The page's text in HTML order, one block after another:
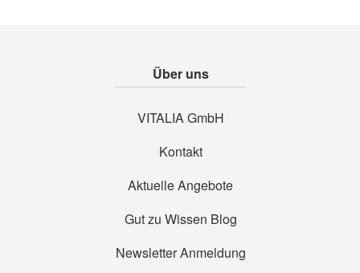
Über uns
VITALIA GmbH
Kontakt
Aktuelle Angebote
Gut zu Wissen Blog
Newsletter Anmeldung